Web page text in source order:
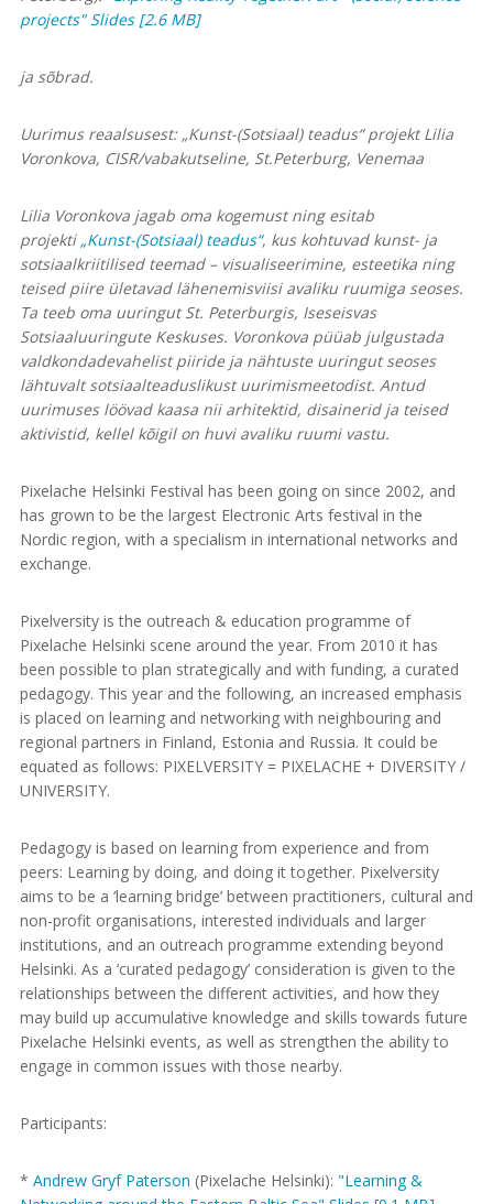
projects" Slides [2.6 MB]
ja sõbrad.
Uurimus reaalsusest: „Kunst-(Sotsiaal) teadus“ projekt Lilia
Voronkova, CISR/vabakutseline, St.Peterburg, Venemaa
Lilia Voronkova jagab oma kogemust ning esitab
projekti „Kunst-(Sotsiaal) teadus“, kus kohtuvad kunst- ja
sotsiaalkriitilised teemad – visualiseerimine, esteetika ning
teised piire ületavad lähenemisviisi avaliku ruumiga seoses.
Ta teeb oma uuringut St. Peterburgis, Iseseisvas
Sotsiaaluuringute Keskuses. Voronkova püüab julgustada
valdkondadevahelist piiride ja nähtuste uuringut seoses
lähtuvalt sotsiaalteaduslikust uurimismeetodist. Antud
uurimuses löövad kaasa nii arhitektid, disainerid ja teised
aktivistid, kellel kõigil on huvi avaliku ruumi vastu.
Pixelache Helsinki Festival has been going on since 2002, and
has grown to be the largest Electronic Arts festival in the
Nordic region, with a specialism in international networks and
exchange.
Pixelversity is the outreach & education programme of
Pixelache Helsinki scene around the year. From 2010 it has
been possible to plan strategically and with funding, a curated
pedagogy. This year and the following, an increased emphasis
is placed on learning and networking with neighbouring and
regional partners in Finland, Estonia and Russia. It could be
equated as follows: PIXELVERSITY = PIXELACHE + DIVERSITY /
UNIVERSITY.
Pedagogy is based on learning from experience and from
peers: Learning by doing, and doing it together. Pixelversity
aims to be a ‘learning bridge’ between practitioners, cultural and
non-profit organisations, interested individuals and larger
institutions, and an outreach programme extending beyond
Helsinki. As a ‘curated pedagogy’ consideration is given to the
relationships between the different activities, and how they
may build up accumulative knowledge and skills towards future
Pixelache Helsinki events, as well as strengthen the ability to
engage in common issues with those nearby.
Participants:
* Andrew Gryf Paterson (Pixelache Helsinki): "Learning &